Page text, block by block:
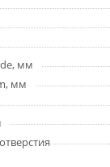
мм
мм